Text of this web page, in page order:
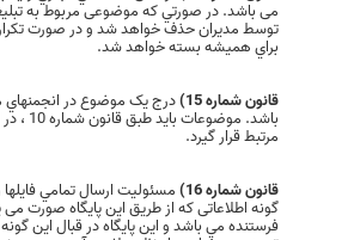
می باشد. در صورتي كه موضوعی مربوط به
توسط مديران حذف خواهد شد و در صورت
براي هميشه بسته خواهد شد.
قانون شماره 15) درج یک موضوع در
باشد.
مرتبط قرار گیرد.
قانون شماره 16) مسئوليت ارسال تمامي فايلها
گونه اطلاعاتی كه از طريق این پایگاه صورت می
فرستنده مي باشد و این پایگاه در قبال اين